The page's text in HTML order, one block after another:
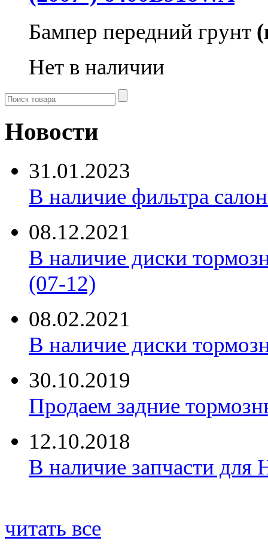
Бампер передний грунт
Нет в наличии
Новости
31.01.2023
В наличие фильтра
08.12.2021
В наличие диски
(07-12)
08.02.2021
В наличие диски
30.10.2019
Продаем задние
12.10.2018
В наличие запчасти для
читать все